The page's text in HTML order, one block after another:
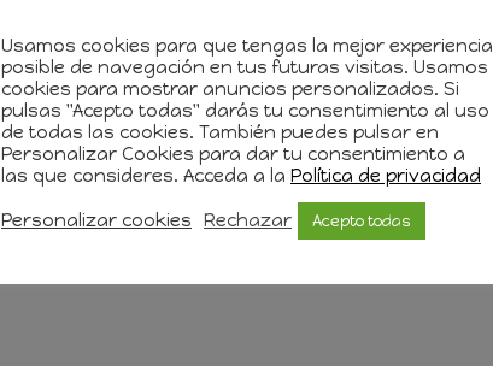
Usamos cookies para que tengas la mejor experiencia
posible de navegación en tus futuras visitas. Usamos
cookies para mostrar anuncios personalizados. Si
pulsas "Acepto todas" darás tu consentimiento al uso
de todas las cookies. También puedes pulsar en
Personalizar Cookies para dar tu consentimiento a
las que consideres. Acceda a la Política de privacidad
Personalizar cookies Rechazar Acepto todas